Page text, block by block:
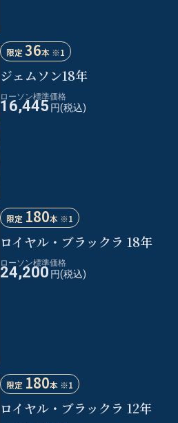
限定36本 ※1
ジェムソン18年
ローソン標準価格
16,445 円(税込)
限定 180本 ※1
ロイヤル・ブラックラ 18年
ローソン標準価格
24,200 円(税込)
限定 180本 ※1
ロイヤル・ブラックラ 12年